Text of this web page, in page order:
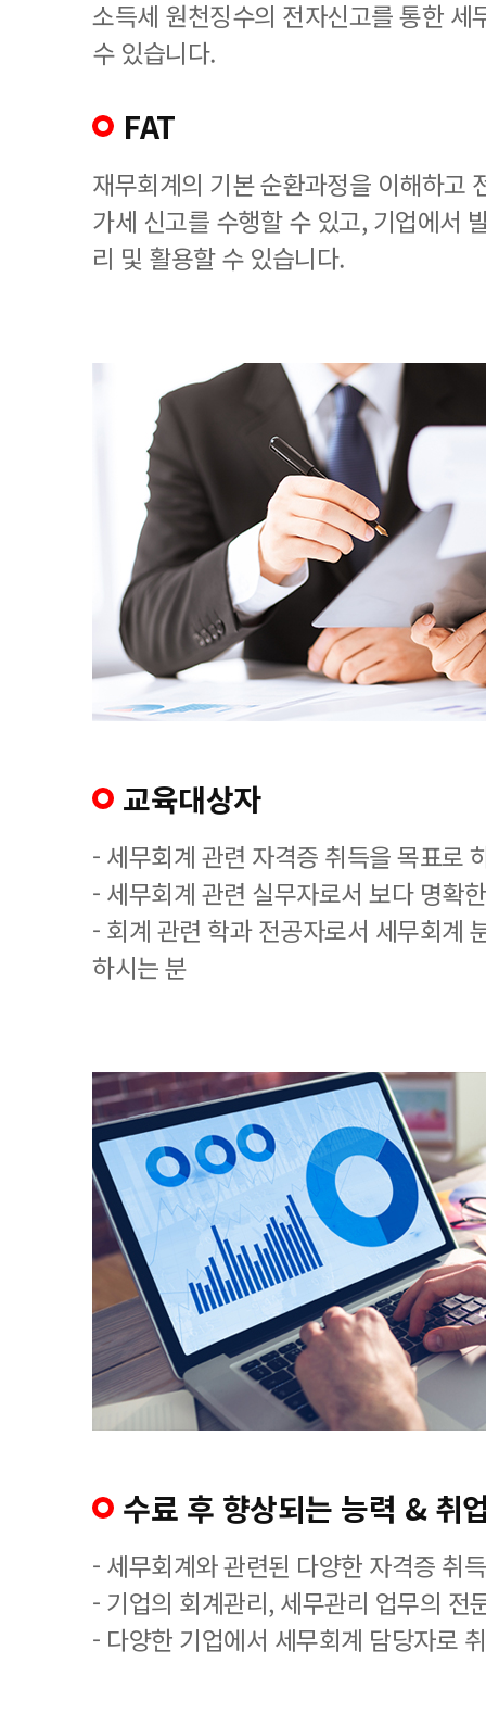
소득세 원천징수의 전자신고를 통한 세
수 있습니다.
FAT
재무회계의 기본 순환과정을 이해하고
가세 신고를 수행할 수 있고, 기업에서
리 및 활용할 수 있습니다.
교육대상자
- 세무회계 관련 자격증 취득을 목표로
- 세무회계 관련 실무자로서 보다 명확
- 회계 관련 학과 전공자로서 세무회계
하시는 분
수료 후 향상되는 능력 & 취
- 세무회계와 관련된 다양한 자격증 취
- 기업의 회계관리, 세무관리 업무의 전
- 다양한 기업에서 세무회계 담당자로